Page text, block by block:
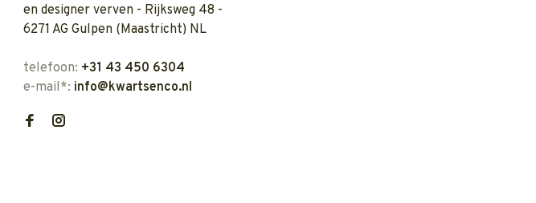
en designer verven - Rijksweg 48 -
6271 AG Gulpen (Maastricht) NL
telefoon: +31 43 450 6304
e-mail*: info@kwartsenco.nl